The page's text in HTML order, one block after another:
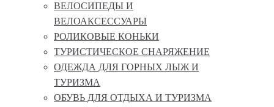
ВЕЛОСИПЕДЫ И
ВЕЛОАКСЕССУАРЫ
РОЛИКОВЫЕ КОНЬКИ
ТУРИСТИЧЕСКОЕ СНАРЯЖЕНИЕ
ОДЕЖДА ДЛЯ ГОРНЫХ ЛЫЖ И
ТУРИЗМА
ОБУВЬ ДЛЯ ОТДЫХА И ТУРИЗМА